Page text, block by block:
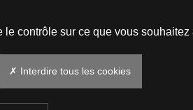
contrôle sur ce que vous souhaitez
✗ Interdire tous les cookies